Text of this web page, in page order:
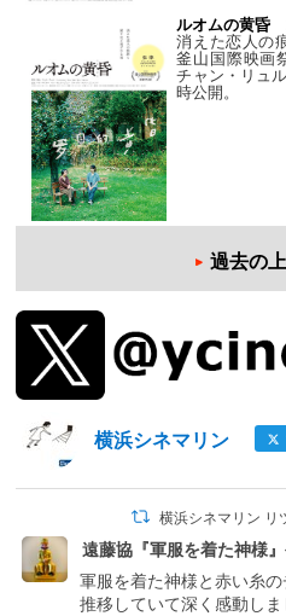
ルオムの黄昏
消えた恋人の
釜山国際映画
チャン・リュ
時公開。
過去の
横浜シネマリン
横浜シネマリン リ
遠藤協『軍服を着た神様』
軍服を着た神様と赤い糸
推移していて深く感動し